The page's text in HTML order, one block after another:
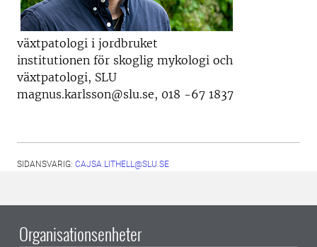
växtpatologi i jordbruket
institutionen för skoglig mykologi och
växtpatologi, SLU
magnus.karlsson@slu.se, 018 -67 1837
SIDANSVARIG: CAJSA.LITHELL@SLU.SE
Organisationsenheter